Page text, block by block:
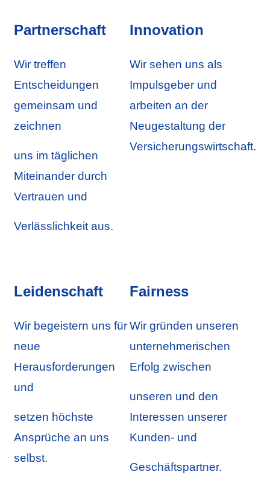
Partnerschaft Innovation
Wir treffen
Entscheidungen
gemeinsam und
zeichnen
uns im täglichen
Miteinander durch
Vertrauen und
Verlässlichkeit aus.
Wir sehen uns als
Impulsgeber und
arbeiten an der
Neugestaltung der
Versicherungswirtschaft.
Leidenschaft Fairness
Wir begeistern uns für
neue
Herausforderungen
und
setzen höchste
Ansprüche an uns
selbst.
Wir gründen unseren
unternehmerischen
Erfolg zwischen
unseren und den
Interessen unserer
Kunden- und
Geschäftspartner.